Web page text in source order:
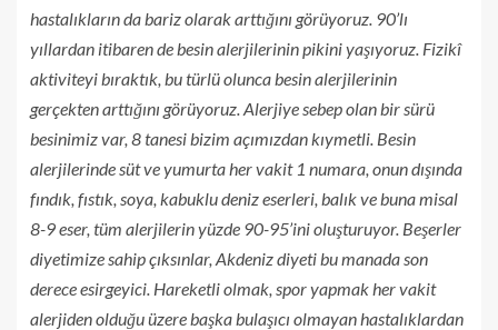
hastalıkların da bariz olarak arttığını görüyoruz. 90’lı
yıllardan itibaren de besin alerjilerinin pikini yaşıyoruz. Fizikî
aktiviteyi bıraktık, bu türlü olunca besin alerjilerinin
gerçekten arttığını görüyoruz. Alerjiye sebep olan bir sürü
besinimiz var, 8 tanesi bizim açımızdan kıymetli. Besin
alerjilerinde süt ve yumurta her vakit 1 numara, onun dışında
fındık, fıstık, soya, kabuklu deniz eserleri, balık ve buna misal
8-9 eser, tüm alerjilerin yüzde 90-95’ini oluşturuyor. Beşerler
diyetimize sahip çıksınlar, Akdeniz diyeti bu manada son
derece esirgeyici. Hareketli olmak, spor yapmak her vakit
alerjiden olduğu üzere başka bulaşıcı olmayan hastalıklardan